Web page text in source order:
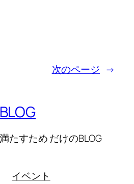
次のページ →
たすため だけのBLOG
イベント